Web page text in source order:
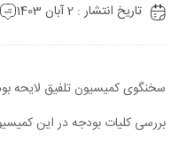
تاریخ انتشار : 2 آبان 1403
بررسی کلیات بودجه در این